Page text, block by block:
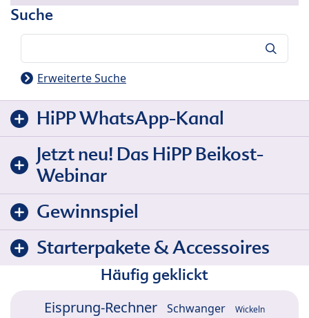
Suche
Erweiterte Suche
HiPP WhatsApp-Kanal
Jetzt neu! Das HiPP Beikost-
Webinar
Gewinnspiel
Starterpakete & Accessoires
Häufig geklickt
Eisprung-Rechner Schwanger Wickeln